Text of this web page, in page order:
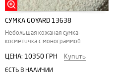
СУМКА GOYARD 13638
Небольшая кожаная сумка-
косметичка с монограммой
ЦЕНА: 10350 ГРН Купить
ЕСТЬ В НАЛИЧИИ